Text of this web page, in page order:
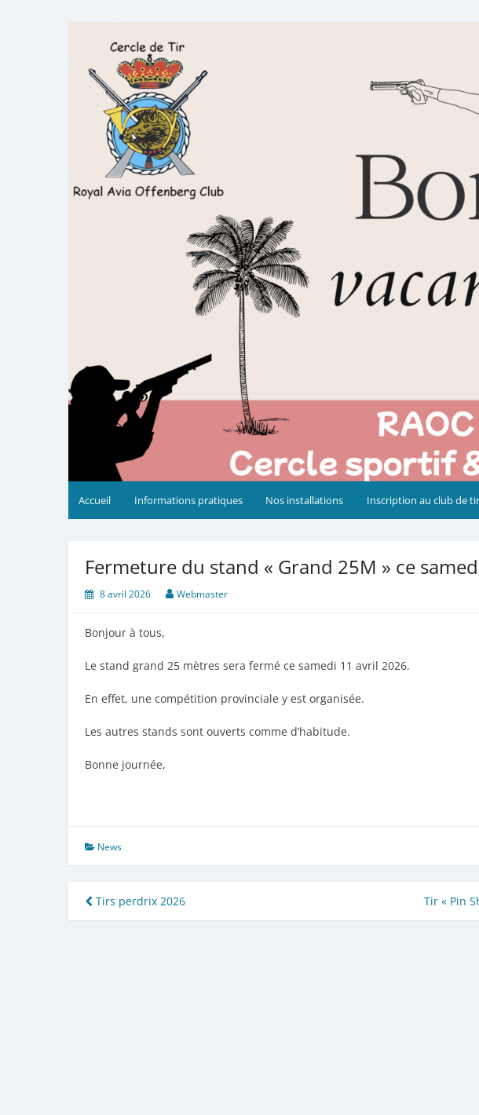
Royal AOC Florennes
Section TIR de l'AVIA
Accueil Informations pratiques Nos installations Inscription au club de tir
Fermeture du stand « Grand 25M » ce
8 avril 2026 Webmaster
Bonjour à tous,
Le stand grand 25 mètres sera fermé ce samedi 11 avril 2026.
En effet, une compétition provinciale y est organisée.
Les autres stands sont ouverts comme d’habitude.
Bonne journée,
News
Navigation
de
Tirs perdrix 2026 Tir « Pin